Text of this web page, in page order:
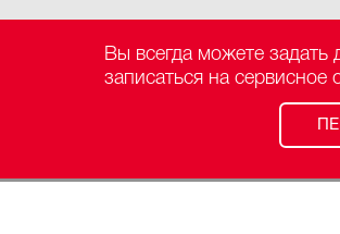
Вы всегда можете
записаться на